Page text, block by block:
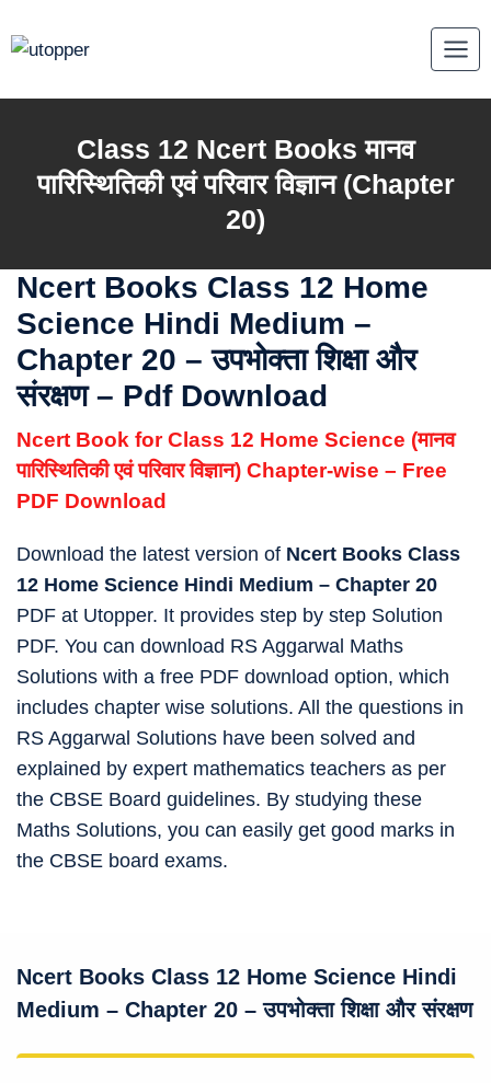
to
Class 12 Ncert Booksमानव
पारिस्थितिकी एवं परिवार विज्ञान(Chapter
20)
Ncert Books Class 12 Home
Science Hindi Medium –
Chapter 20 – उपभोक्ता शिक्षा और
संरक्षण – Pdf Download
Ncert Book for Class 12 Home Science (मानव
पारिस्थितिकी एवं परिवार विज्ञान) Chapter-wise – Free
PDF Download
Download the latest version of Ncert Books Class
12 Home Science Hindi Medium – Chapter 20
PDF at Utopper. It provides step by step Solution
PDF. You can download RS Aggarwal Maths
Solutions with a free PDF download option, which
includes chapter wise solutions. All the questions in
RS Aggarwal Solutions have been solved and
explained by expert mathematics teachers as per
the CBSE Board guidelines. By studying these
Maths Solutions, you can easily get good marks in
the CBSE board exams.
Ncert Books Class 12 Home Science Hindi
Medium – Chapter 20 – उपभोक्ता शिक्षा और संरक्षण